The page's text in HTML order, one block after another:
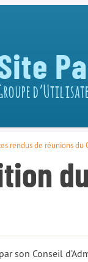
rendus de réunions du
son Conseil